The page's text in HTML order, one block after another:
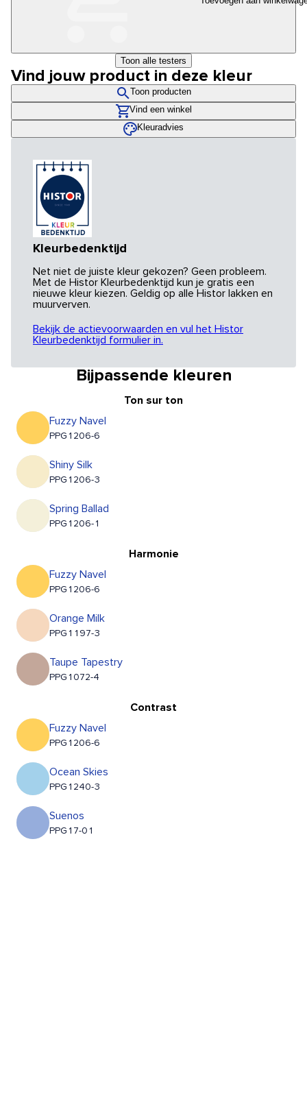
Toon alle testers
Vind jouw product in deze kleur
Toon producten
Vind een winkel
Kleuradvies
Kleurbedenktijd
Net niet de juiste kleur gekozen? Geen probleem.
Met de Histor Kleurbedenktijd kun je gratis een
nieuwe kleur kiezen. Geldig op alle Histor lakken en
muurverven.
Bekijk de actievoorwaarden en vul het Histor
Kleurbedenktijd formulier in.
Bijpassende kleuren
Ton sur ton
Fuzzy Navel
PPG1206-6
Shiny Silk
PPG1206-3
Spring Ballad
PPG1206-1
Harmonie
Fuzzy Navel
PPG1206-6
Orange Milk
PPG1197-3
Taupe Tapestry
PPG1072-4
Contrast
Fuzzy Navel
PPG1206-6
Ocean Skies
PPG1240-3
Suenos
PPG17-01